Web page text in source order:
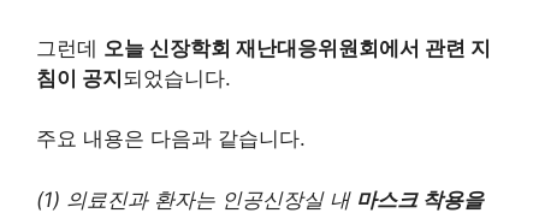
그런데 오늘 신장학회 재난대응위원회에서 관련 지
침이 공지되었습니다.
주요 내용은 다음과 같습니다.
(1) 의료진과 환자는 인공신장실 내 마스크 착용을